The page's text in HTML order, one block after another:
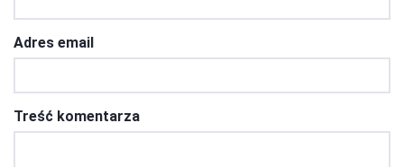
Adres email
Treść komentarza